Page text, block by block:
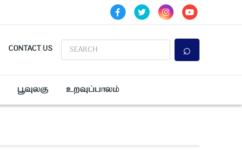
CONTACT US Search
பூவுலகு உறவுப்பாலம்